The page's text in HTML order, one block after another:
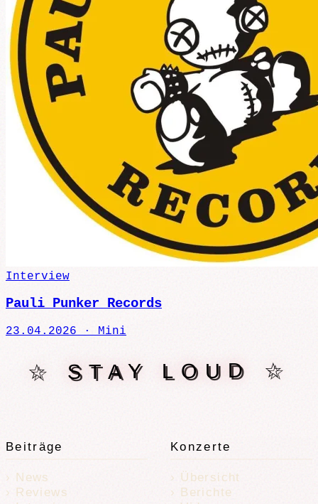
Interview
Pauli Punker Records
23.04.2026 · Mini
☆ STAY LOUD ☆
Beiträge
News
Reviews
Konzerte
Übersicht
Berichte